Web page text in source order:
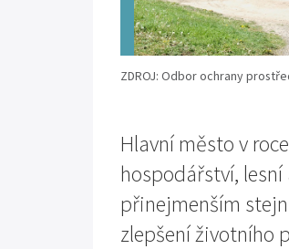
ZDROJ: Odbor ochrany
Hlavní město v
hospodářství,
přinejmenším
zlepšení životního